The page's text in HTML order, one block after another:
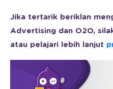
Jika tertarik beriklan
Advertising dan O2O,
atau pelajari lebih lanjut